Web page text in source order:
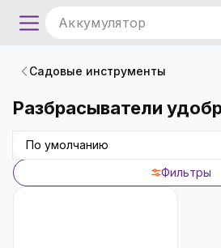
Аккумулятор
Садовые инструменты
Разбрасыватели
По умолчанию
Фильтры